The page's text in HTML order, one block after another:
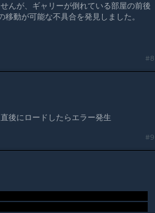
んが、ギャリーが倒れている部屋の前後
動が可能な不具合を発見しました。
#8
後にロードしたらエラー発生
#9